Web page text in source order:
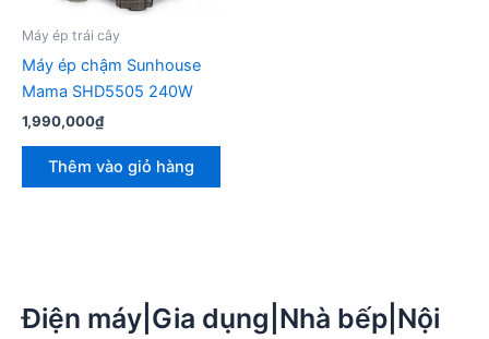
Máy ép trái cây
Máy ép chậm Sunhouse
Mama SHD5505 240W
1,990,000₫
Thêm vào giỏ hàng
Điện máy|Gia dụng|Nhà bếp|Nội